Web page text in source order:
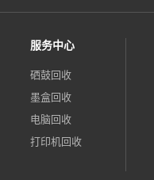
服务中心
硒鼓回收
墨盒回收
电脑回收
打印机回收